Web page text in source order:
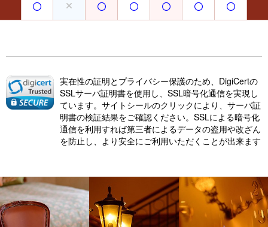
実在性の証明とプライバシー保護のため、DigiCertの
SSLサーバ証明書を使用し、SSL暗号化通信を実現し
ています。サイトシールのクリックにより、サーバ証
明書の検証結果をご確認ください。SSLによる暗号化
通信を利用すれば第三者によるデータの盗用や改ざん
を防止し、より安全にご利用いただくことが出来ます